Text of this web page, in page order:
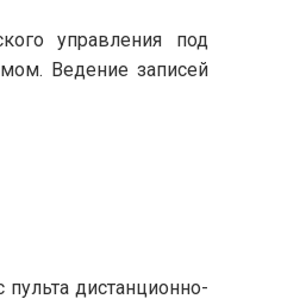
управления под
Ведение записей
дистанционно-